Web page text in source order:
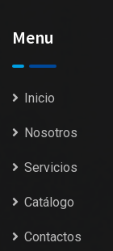
Menu
Inicio
Nosotros
Servicios
Catálogo
Contactos